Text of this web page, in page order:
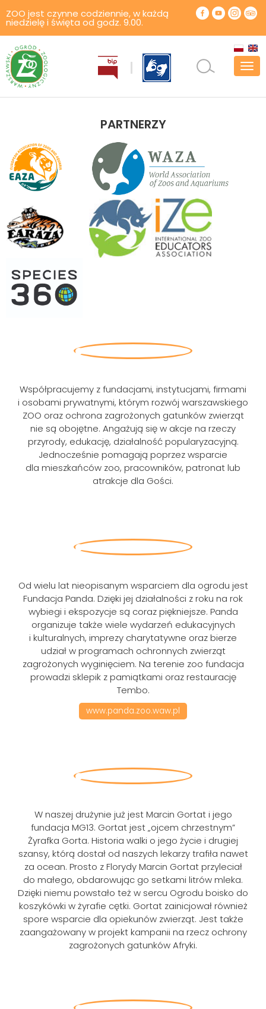
Szukaj
ZOO jest czynne codziennie, w każdą
niedzielę i święta od godz. 9.00.
PARTNERZY
Współpracujemy z fundacjami, instytucjami, firmami
i osobami prywatnymi, którym rozwój warszawskiego
ZOO oraz ochrona zagrożonych gatunków zwierząt
nie są obojętne. Angażują się w akcje na rzeczy
przyrody, edukację, działalność popularyzacyjną.
Jednocześnie pomagają poprzez wsparcie
dla mieszkańców zoo, pracowników, patronat lub
atrakcje dla Gości.
Od wielu lat nieopisanym wsparciem dla ogrodu jest
Fundacja Panda. Dzięki jej działalności z roku na rok
wybiegi i ekspozycje są coraz piękniejsze. Panda
organizuje także wiele wydarzeń edukacyjnych
i kulturalnych, imprezy charytatywne oraz bierze
udział w programach ochronnych zwierząt
zagrożonych wyginięciem. Na terenie zoo fundacja
prowadzi sklepik z pamiątkami oraz restaurację
Tembo.
www.panda.zoo.waw.pl
W naszej drużynie już jest Marcin Gortat i jego
fundacja MG13. Gortat jest „ojcem chrzestnym”
Żyrafka Gorta. Historia walki o jego życie i drugiej
szansy, którą dostał od naszych lekarzy trafiła nawet
za ocean. Prosto z Florydy Marcin Gortat przyleciał
do małego, obdarowując go setkami litrów mleka.
Dzięki niemu powstało też w sercu Ogrodu boisko do
koszykówki w żyrafie cętki. Gortat zainicjował również
spore wsparcie dla opiekunów zwierząt. Jest także
zaangażowany w projekt kampanii na rzecz ochrony
zagrożonych gatunków Afryki.